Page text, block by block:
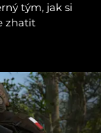
tým, jak si
zhatit